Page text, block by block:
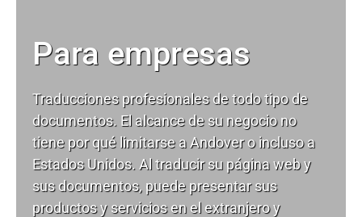
Para empresas
Traducciones profesionales de todo tipo de
documentos. El alcance de su negocio no
tiene por qué limitarse a Andover o incluso a
Estados Unidos. Al traducir su página web y
sus documentos, puede presentar sus
productos y servicios en el extranjero y